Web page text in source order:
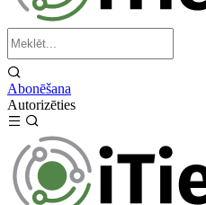
Abonēšana
Autorizēties